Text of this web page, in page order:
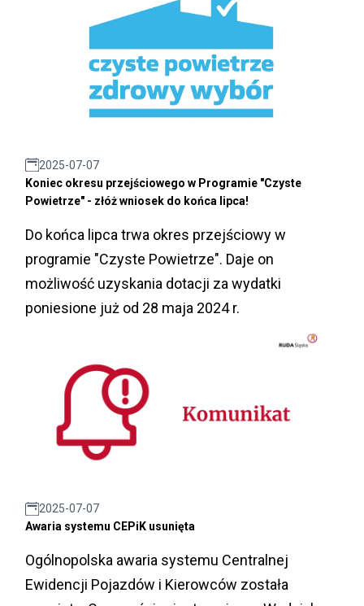
2025-07-07
Koniec okresu przejściowego w Programie "Czyste
Powietrze" - złóż wniosek do końca lipca!
Do końca lipca trwa okres przejściowy w
programie "Czyste Powietrze". Daje on
możliwość uzyskania dotacji za wydatki
poniesione już od 28 maja 2024 r.
2025-07-07
Awaria systemu CEPiK usunięta
Ogólnopolska awaria systemu Centralnej
Ewidencji Pojazdów i Kierowców została